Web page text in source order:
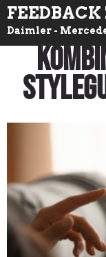
Daimler -